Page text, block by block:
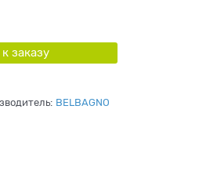
заказу
BELBAGNO